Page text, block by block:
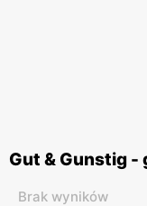
Gut & Gunstig -
Brak wyników